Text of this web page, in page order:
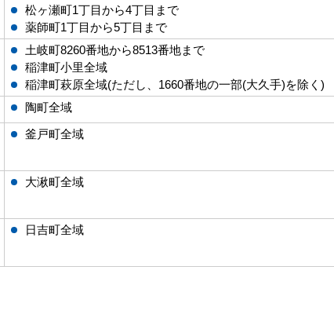
松ヶ瀬町1丁目から4丁目まで
薬師町1丁目から5丁目まで
土岐町8260番地から8513番地まで
稲津町小里全域
稲津町萩原全域(ただし、1660番地の一部(大久手)を除く)
陶町全域
釜戸町全域
大湫町全域
日吉町全域